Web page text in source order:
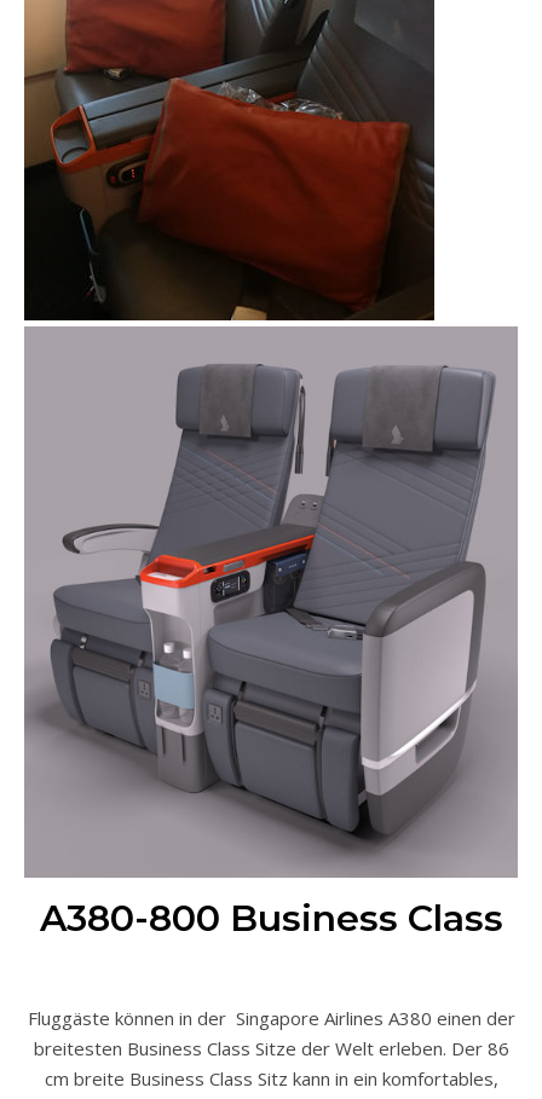
A380-800 Business Class
Fluggäste können in der Singapore Airlines A380 einen der
breitesten Business Class Sitze der Welt erleben. Der 86
cm breite Business Class Sitz kann in ein komfortables,